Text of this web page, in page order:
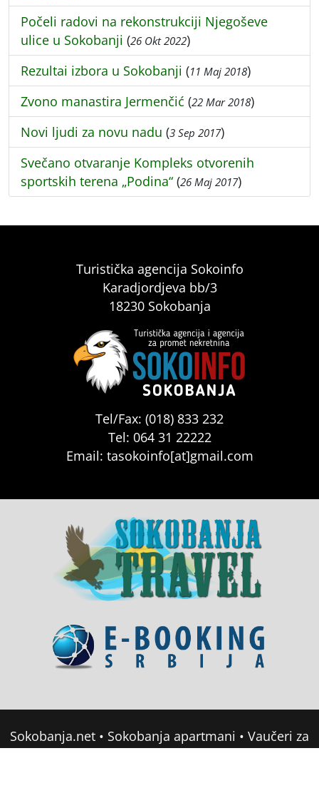
Počeli radovi na rekonstrukciji Njegoševe
ulice u Sokobanji (26 Okt 2022)
Rezultai izbora u Sokobanji (11 Maj 2018)
Zvono manastira Jermenčić (22 Mar 2018)
Novi ljudi za novu nadu (3 Sep 2017)
Svečano otvaranje Kompleks otvorenih
sportskih terena „Podina“ (26 Maj 2017)
Turistička agencija Sokoinfo
Karadjordjeva bb/3
18230 Sokobanja
Tel/Fax: (018) 833 232
Tel: 064 31 22222
Email: tasokoinfo[at]gmail.com
Sokobanja.net • Sokobanja apartmani • Vaučeri za